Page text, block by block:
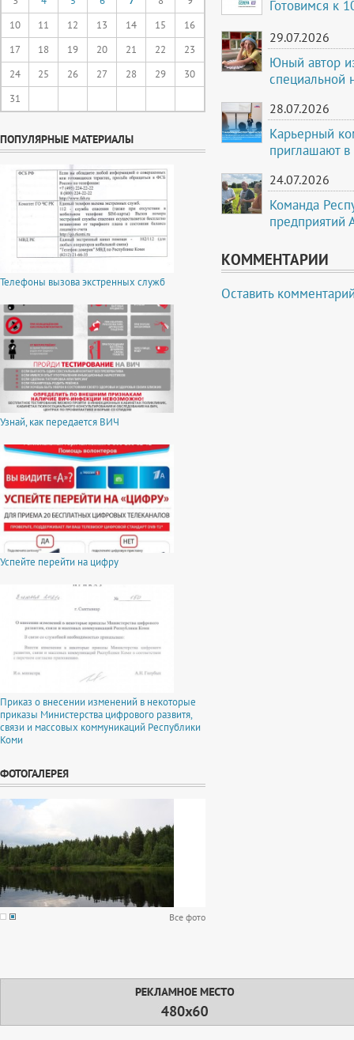
10
11 12 13 14 15
16
17
18 19 20 21 22
23
24
25 26 27 28 29
30
31
ПОПУЛЯРНЫЕ МАТЕРИАЛЫ
Телефоны вызова экстренных служб
Узнай, как передается ВИЧ
Успейте перейти на цифру
Приказ о внесении изменений в некоторые
приказы Министерства цифрового развитя,
связи и массовых коммуникаций Республики
Коми
ФОТОГАЛЕРЕЯ
Все фото
Готовимся к
29.07.2026
Юный автор
специальной
28.07.2026
Карьерный
приглашают
24.07.2026
Команда
предприятий
КОММЕНТАРИИ
Оставить